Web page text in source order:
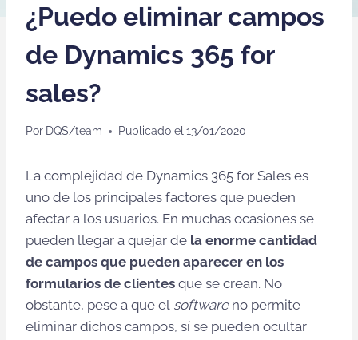
¿Puedo eliminar campos
de Dynamics 365 for
sales?
Por DQS/team Publicado el 13/01/2020
La complejidad de Dynamics 365 for Sales es
uno de los principales factores que pueden
afectar a los usuarios. En muchas ocasiones se
pueden llegar a quejar de la enorme cantidad
de campos que pueden aparecer en los
formularios de clientes que se crean. No
obstante, pese a que el softwareno permite
eliminar dichos campos, sí se pueden ocultar